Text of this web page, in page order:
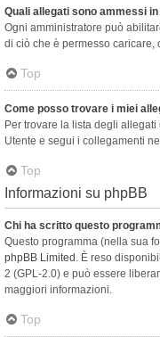
Quali allegati sono ammessi
Ogni amministratore può
di ciò che è permesso caricare,
Top
Come posso trovare i miei
Per trovare la lista degli
Utente e segui i collegamenti
Top
Informazioni su phpBB
Chi ha scritto questo
Questo programma (nella sua
phpBB Limited . È reso
2 (GPL-2.0) e può essere
maggiori informazioni.
Top